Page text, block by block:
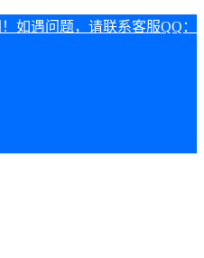
如遇问题，请联系客服QQ：